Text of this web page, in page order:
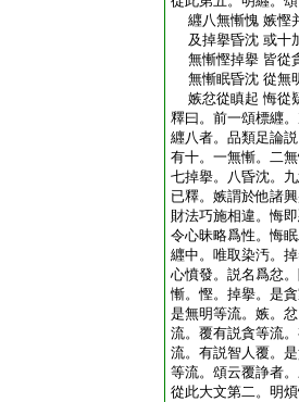
纒八無慚愧 嫉慳
及掉擧昏沈 或十
無慚慳掉擧 皆從
無慚眠昏沈 從無
嫉忿從瞋起 悔從
釋曰。前一頌標纒
纒八者。品類足論
有十。一無慚。二
七掉擧。八昏沈。
已釋。嫉謂於他諸
財法巧施相違。悔
令心昧略爲性。悔
纒中。唯取染汚。
心憤發。説名爲忿
慚。慳。掉擧。是
是無明等流。嫉。
流。覆有説貪等流
流。有説智人覆。
等流。頌云覆諍者
從此大文第二。明